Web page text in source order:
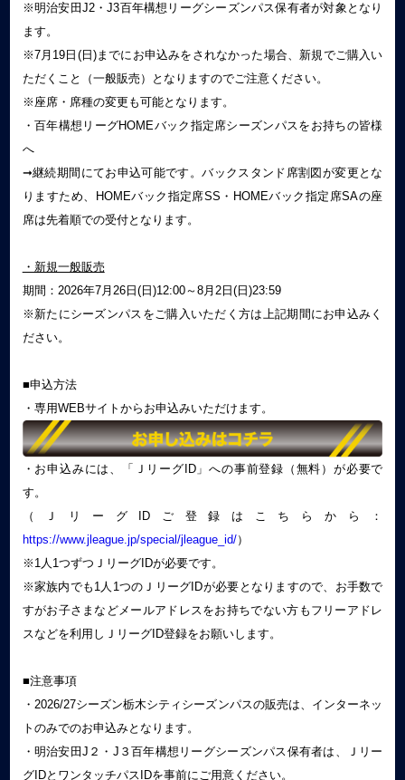
※明治安田J2・J3百年構想リーグシーズンパス保有者が対象となり
ます。
※7月19日(日)までにお申込みをされなかった場合、新規でご購入い
ただくこと（一般販売）となりますのでご注意ください。
※座席・席種の変更も可能となります。
・百年構想リーグHOMEバック指定席シーズンパスをお持ちの皆様
へ
➞継続期間にてお申込可能です。バックスタンド席割図が変更とな
りますため、HOMEバック指定席SS・HOMEバック指定席SAの座
席は先着順での受付となります。
・新規一般販売
期間：2026年7月26日(日)12:00～8月2日(日)23:59
※新たにシーズンパスをご購入いただく方は上記期間にお申込みく
ださい。
■申込方法
・専用WEBサイトからお申込みいただけます。
・お申込みには、「ＪリーグID」への事前登録（無料）が必要で
す。
（ＪリーグIDご登録はこちらから：
https://www.jleague.jp/special/jleague_id/）
※1人1つずつＪリーグIDが必要です。
※家族内でも1人1つのＪリーグIDが必要となりますので、お手数で
すがお子さまなどメールアドレスをお持ちでない方もフリーアドレ
スなどを利用しＪリーグID登録をお願いします。
■注意事項
・2026/27シーズン栃木シティシーズンパスの販売は、インターネッ
トのみでのお申込みとなります。
・明治安田J２・J３百年構想リーグシーズンパス保有者は、Ｊリー
グIDとワンタッチパスIDを事前にご用意ください。